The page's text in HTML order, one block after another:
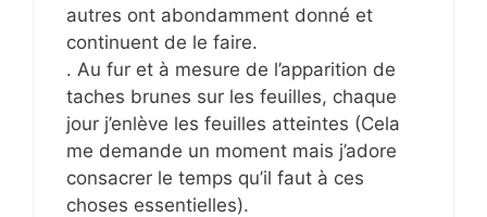
autres ont abondamment donné et
continuent de le faire.
. Au fur et à mesure de l’apparition de
taches brunes sur les feuilles, chaque
jour j’enlève les feuilles atteintes (Cela
me demande un moment mais j’adore
consacrer le temps qu’il faut à ces
choses essentielles).